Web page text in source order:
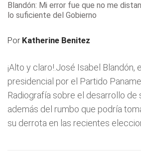
Blandón: Mi error fue que no me
lo suficiente del Gobierno
Por Katherine Benitez
¡Alto y claro!.José Isabel Blandón,
presidencial por el Partido
Radiografía sobre el desarrollo de
además del rumbo que podría
su derrota en las recientes